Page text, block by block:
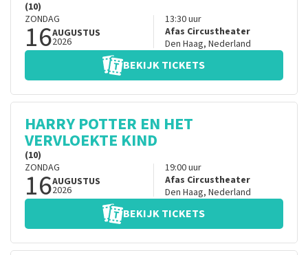
(10)
ZONDAG
16AUGUSTUS
2026
13:30uur
Afas Circustheater
Den Haag, Nederland
BEKIJK TICKETS
HARRY POTTER EN HET
VERVLOEKTE KIND
(10)
ZONDAG
16AUGUSTUS
2026
19:00uur
Afas Circustheater
Den Haag, Nederland
BEKIJK TICKETS